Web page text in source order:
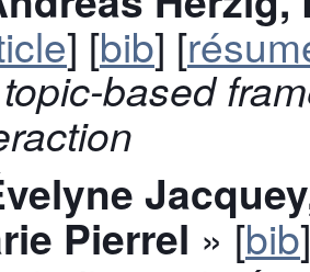
] [bib] [
based
Pierrel » [bib